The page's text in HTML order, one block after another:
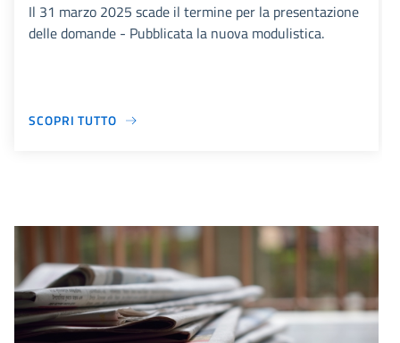
Il 31 marzo 2025 scade il termine per la presentazione
delle domande - Pubblicata la nuova modulistica.
SCOPRI TUTTO